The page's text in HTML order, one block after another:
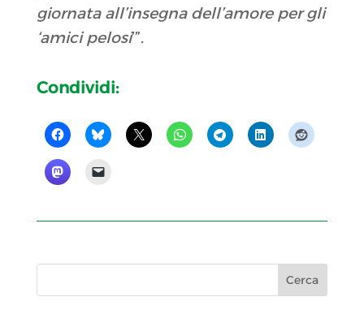
giornata all’insegna dell’amore per gli
‘amici pelosi’”.
Condividi: